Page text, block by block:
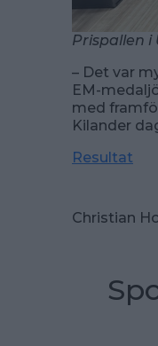
Prispallen i
– Det var
EM-
med
Kilander
Resultat
Christian